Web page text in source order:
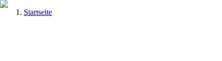
Startseite